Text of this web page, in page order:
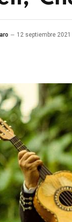
12 septiembre 2021